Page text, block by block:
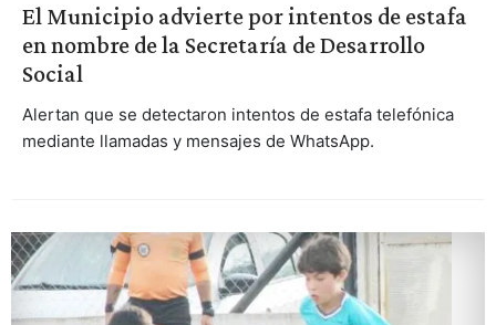
El Municipio advierte por intentos de estafa
en nombre de la Secretaría de Desarrollo
Social
Alertan que se detectaron intentos de estafa telefónica
mediante llamadas y mensajes de WhatsApp.